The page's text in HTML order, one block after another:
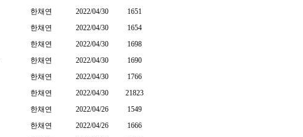
한채연 2022/04/30
1651
한채연 2022/04/30
1654
한채연 2022/04/30
1698
한채연 2022/04/30
1690
한채연 2022/04/30
1766
한채연 2022/04/30
21823
한채연 2022/04/26
1549
한채연 2022/04/26
1666